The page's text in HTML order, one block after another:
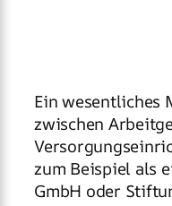
Ein wesentliches
zwischen
zum Beispiel als
GmbH oder